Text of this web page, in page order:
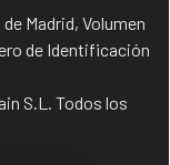
Madrid, Volumen
de Identificación
S.L. Todos los